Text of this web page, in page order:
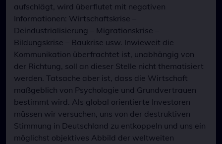
aufschlägt, wird überflutet mit negativen
Informationen: Wirtschaftskrise –
Deindustrialisierung – Migrationskrise –
Bildungskrise – Baukrise usw. Inwieweit die
Kommunikation überfrachtet ist, unabhängig von
der Richtung, soll an dieser Stelle nicht thematisiert
werden. Tatsache aber ist, dass die Wirtschaft
maßgeblich von Psychologie und Grundvertrauen
bestimmt wird. Als global orientierte Investoren
müssen wir versuchen, uns von der destruktiven
Stimmung in Deutschland zu entkoppeln und uns ein
möglichst objektives Abbild der weltweiten